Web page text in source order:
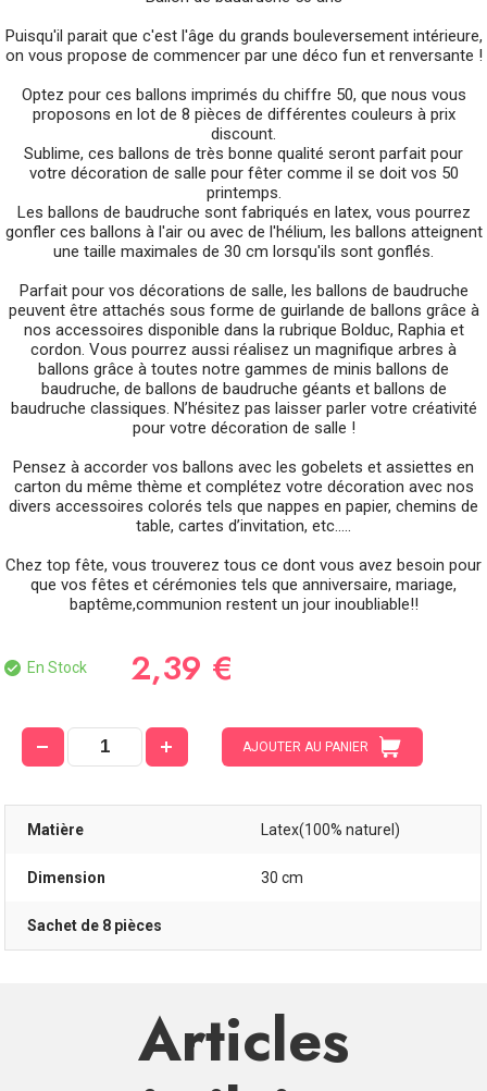
Puisqu'il parait que c'est l'âge du grands bouleversement intérieure,
on vous propose de commencer par une déco fun et renversante !
Optez pour ces ballons imprimés du chiffre 50, que nous vous
proposons en lot de 8 pièces de différentes couleurs à prix
discount.
Sublime, ces ballons de très bonne qualité seront parfait pour
votre décoration de salle pour fêter comme il se doit vos 50
printemps.
Les ballons de baudruche sont fabriqués en latex, vous pourrez
gonfler ces ballons à l'air ou avec de l'hélium, les ballons atteignent
une taille maximales de 30 cm lorsqu'ils sont gonflés.
Parfait pour vos décorations de salle, les ballons de baudruche
peuvent être attachés sous forme de guirlande de ballons grâce à
nos accessoires disponible dans la rubrique Bolduc, Raphia et
cordon. Vous pourrez aussi réalisez un magnifique arbres à
ballons grâce à toutes notre gammes de minis ballons de
baudruche, de ballons de baudruche géants et ballons de
baudruche classiques. N’hésitez pas laisser parler votre créativité
pour votre décoration de salle !
Pensez à accorder vos ballons avec les gobelets et assiettes en
carton du même thème et complétez votre décoration avec nos
divers accessoires colorés tels que nappes en papier, chemins de
table, cartes d’invitation, etc.....
Chez top fête, vous trouverez tous ce dont vous avez besoin pour
que vos fêtes et cérémonies tels que anniversaire, mariage,
baptême,communion restent un jour inoubliable!!
En Stock 2,39 €
AJOUTER AU PANIER
Matière Latex(100% naturel)
Dimension 30 cm
Sachet de 8 pièces
Articles